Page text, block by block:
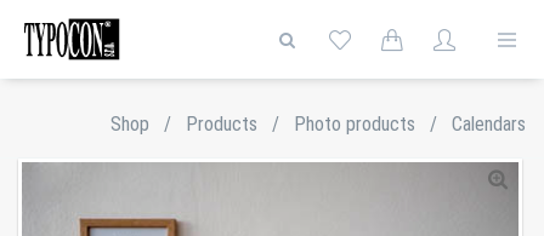
Shop / Products / Photo products / Calendars